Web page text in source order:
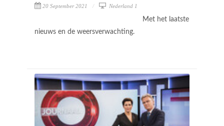
20 September 2021 Nederland 1
Met het laatste
nieuws en de weersverwachting.